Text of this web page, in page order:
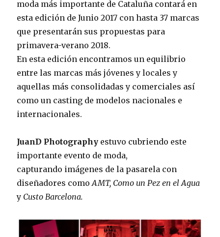
moda más importante de Cataluña contará en
esta edición de Junio 2017 con hasta 37 marcas
que presentarán sus propuestas para
primavera-verano 2018.
En esta edición encontramos un equilibrio
entre las marcas más jóvenes y locales y
aquellas más consolidadas y comerciales así
como un casting de modelos nacionales e
internacionales.
JuanD Photography estuvo cubriendo este
importante evento de moda,
capturando imágenes de la pasarela con
diseñadores comoAMT, Como un Pez en el Agua
y Custo Barcelona.